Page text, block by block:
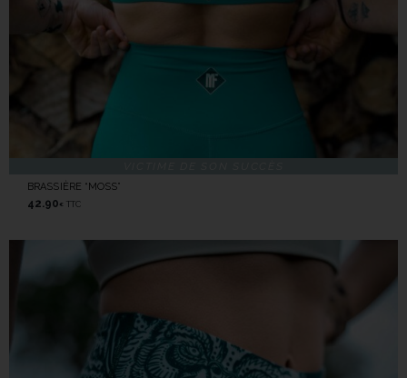
BRASSIÈRE “MOSS”
42.90 € TTC